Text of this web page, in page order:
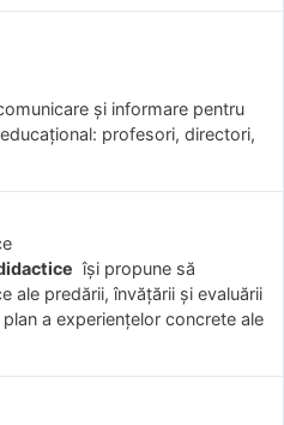
și informare pentru
profesori, directori,
îşi propune să
ale predării, învăţării şi evaluării
a experienţelor concrete ale